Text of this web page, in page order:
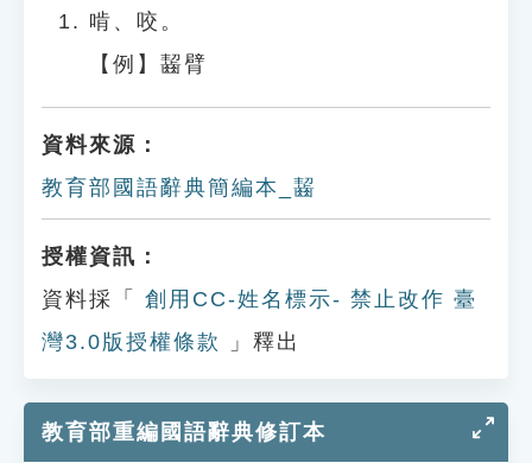
啃、咬。
【例】齧臂
資料來源：
教育部國語辭典簡編本_齧
授權資訊：
資料採「
創用CC-姓名標示- 禁止改作 臺
灣3.0版授權條款
」釋出
教育部重編國語辭典修訂本